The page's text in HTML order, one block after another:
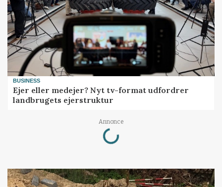
BUSINESS
Ejer eller medejer? Nyt tv-format udfordrer
landbrugets ejerstruktur
Annonce
Loading...